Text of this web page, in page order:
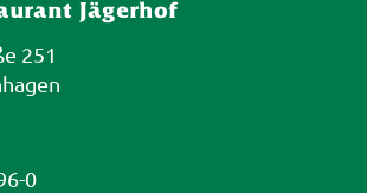
Jägerhof
251
0